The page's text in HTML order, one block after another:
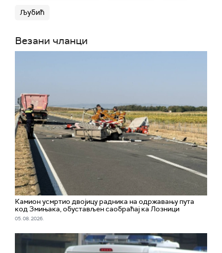
Љубић
Везани чланци
Камион усмртио двојицу радника на одржавању пута
код Змињака, обустављен саобраћај ка Лозници
05. 08. 2026.